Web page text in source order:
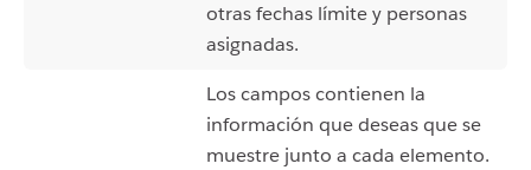
otras fechas límite y personas
asignadas.
Los campos contienen la
información que deseas que se
muestre junto a cada elemento.